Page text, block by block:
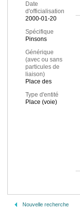
Date
d'officialisation
2000-01-20
Spécifique
Pinsons
Générique
(avec ou sans
particules de
liaison)
Place des
Type d'entité
Place (voie)
Nouvelle recherche